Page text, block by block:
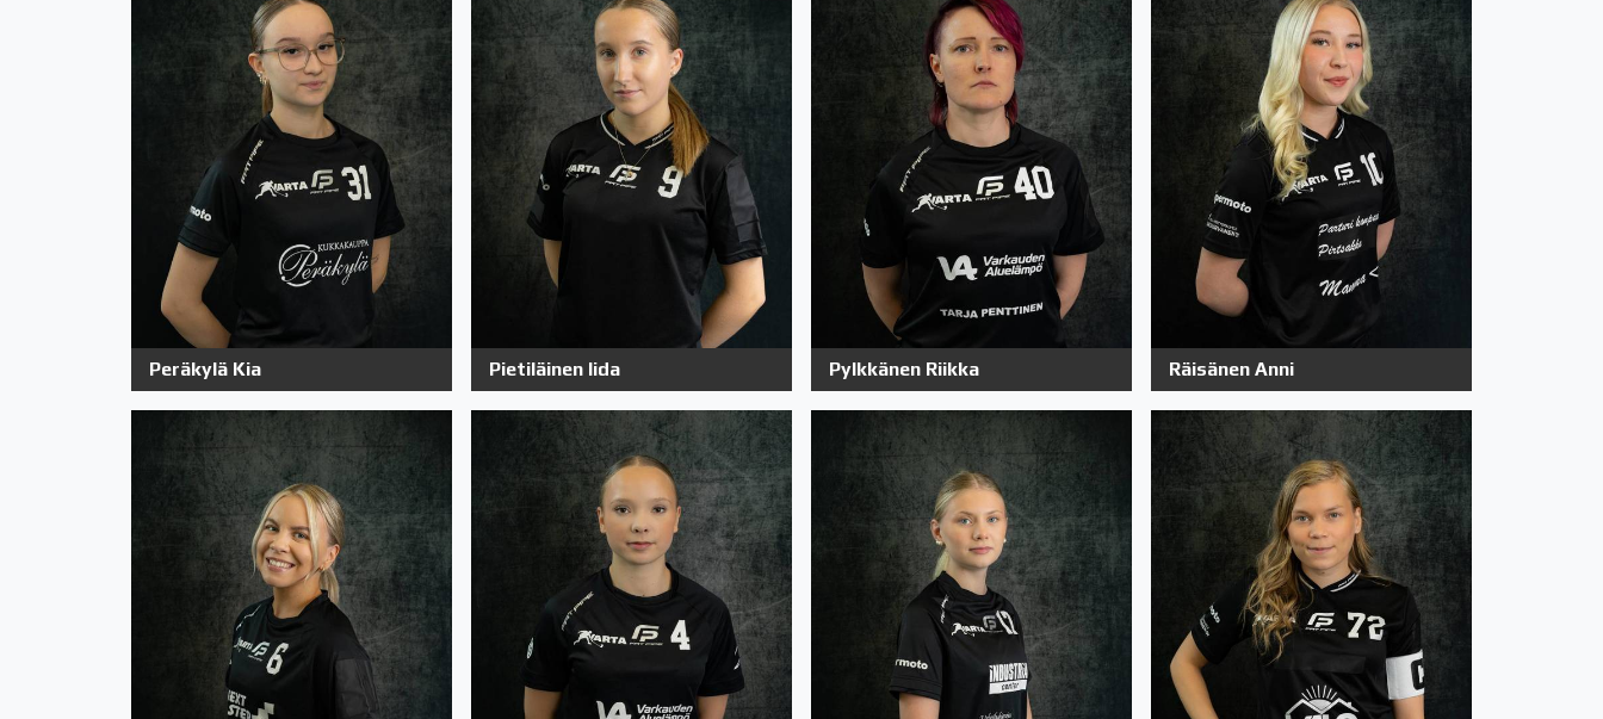
Peräkylä Kia Pietiläinen Iida Pylkkänen Riikka Räisänen Anni